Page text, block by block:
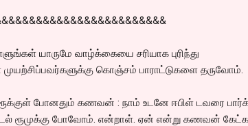
யாருமே வாழ்க்கையை சரியாக புரிந்து
கொஞ்சம் பாராட்டுகளை தருவோம்.
போனதும் கணவன் : நாம் உடனே ஈபிள் டவரை
ரூமுக்கு போவோம். என்றாள். ஏன் என்று கணவன் கேட்க